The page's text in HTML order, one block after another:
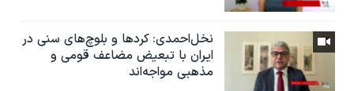
نخل‌احمدی: کردها و بلوچ‌های سنی در
ایران با تبعیض مضاعف قومی و
مذهبی مواجه‌اند